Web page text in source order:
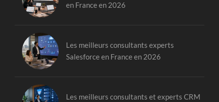
en France en 2026
Les meilleurs consultants experts
Salesforce en France en 2026
Les meilleurs consultants et experts CRM